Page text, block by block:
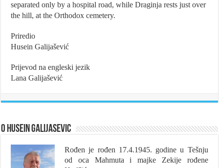
separated only by a hospital road, while Draginja rests just over
the hill, at the Orthodox cemetery.
Priredio
Husein Galijašević
Prijevod na engleski jezik
Lana Galijašević
O Husein Galijasevic
Rođen je rođen 17.4.1945. godine u Tešnju
od oca Mahmuta i majke Zekije rođene